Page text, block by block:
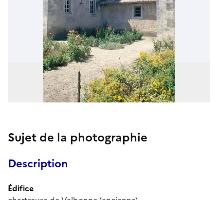
Sujet de la photographie
Description
Édifice